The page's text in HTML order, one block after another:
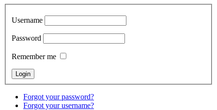
Username
Password
Remember me
Forgot your password?
Forgot your username?